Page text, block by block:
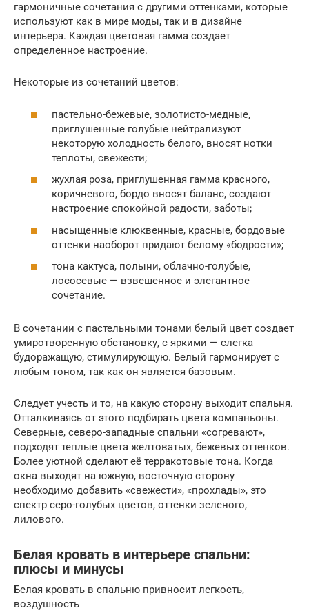
гармоничные сочетания с другими оттенками, которые
используют как в мире моды, так и в дизайне
интерьера. Каждая цветовая гамма создает
определенное настроение.
Некоторые из сочетаний цветов:
пастельно-бежевые, золотисто-медные,
приглушенные голубые нейтрализуют
некоторую холодность белого, вносят нотки
теплоты, свежести;
жухлая роза, приглушенная гамма красного,
коричневого, бордо вносят баланс, создают
настроение спокойной радости, заботы;
насыщенные клюквенные, красные, бордовые
оттенки наоборот придают белому «бодрости»;
тона кактуса, полыни, облачно-голубые,
лососевые — взвешенное и элегантное
сочетание.
В сочетании с пастельными тонами белый цвет создает
умиротворенную обстановку, с яркими — слегка
будоражащую, стимулирующую. Белый гармонирует с
любым тоном, так как он является базовым.
Следует учесть и то, на какую сторону выходит спальня.
Отталкиваясь от этого подбирать цвета компаньоны.
Северные, северо-западные спальни «согревают»,
подходят теплые цвета желтоватых, бежевых оттенков.
Более уютной сделают её терракотовые тона. Когда
окна выходят на южную, восточную сторону
необходимо добавить «свежести», «прохлады», это
спектр серо-голубых цветов, оттенки зеленого,
лилового.
Белая кровать в интерьере спальни:
плюсы и минусы
Белая кровать в спальню привносит легкость,
воздушность